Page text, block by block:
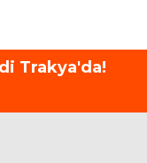
Trakya'da!